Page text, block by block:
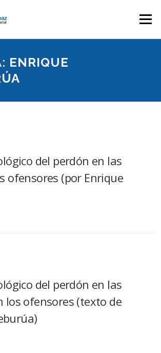
Menú
ENRIQUE
del perdón en las
ofensores (por Enrique
del perdón en las
los ofensores (texto de